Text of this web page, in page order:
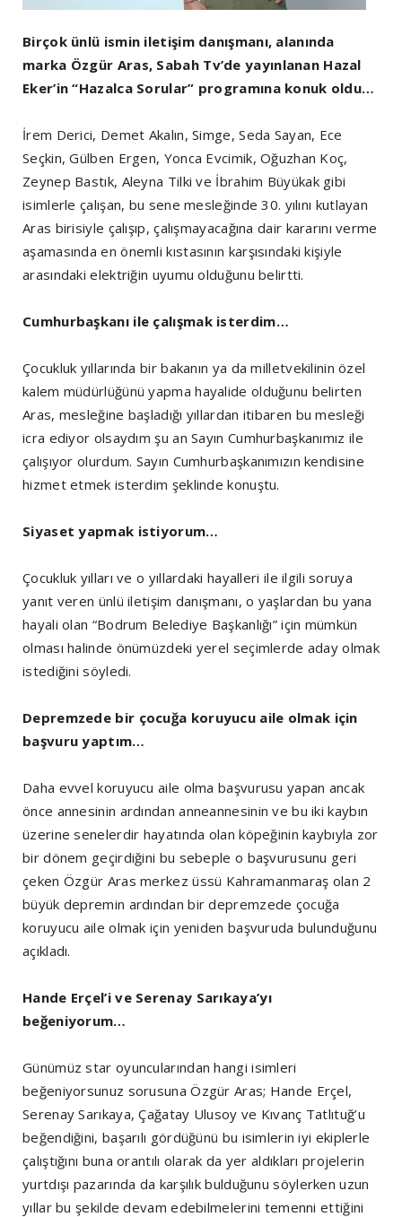
Birçok ünlü ismin iletişim danışmanı, alanında
marka Özgür Aras, Sabah Tv’de yayınlanan Hazal
Eker’in “Hazalca Sorular” programına konuk oldu…
İrem Derici, Demet Akalın, Simge, Seda Sayan, Ece
Seçkin, Gülben Ergen, Yonca Evcimik, Oğuzhan Koç,
Zeynep Bastık, Aleyna Tilki ve İbrahim Büyükak gibi
isimlerle çalışan, bu sene mesleğinde 30. yılını kutlayan
Aras birisiyle çalışıp, çalışmayacağına dair kararını verme
aşamasında en önemli kıstasının karşısındaki kişiyle
arasındaki elektriğin uyumu olduğunu belirtti.
Cumhurbaşkanı ile çalışmak isterdim…
Çocukluk yıllarında bir bakanın ya da milletvekilinin özel
kalem müdürlüğünü yapma hayalide olduğunu belirten
Aras, mesleğine başladığı yıllardan itibaren bu mesleği
icra ediyor olsaydım şu an Sayın Cumhurbaşkanımız ile
çalışıyor olurdum. Sayın Cumhurbaşkanımızın kendisine
hizmet etmek isterdim şeklinde konuştu.
Siyaset yapmak istiyorum…
Çocukluk yılları ve o yıllardaki hayalleri ile ilgili soruya
yanıt veren ünlü iletişim danışmanı, o yaşlardan bu yana
hayali olan “Bodrum Belediye Başkanlığı” için mümkün
olması halinde önümüzdeki yerel seçimlerde aday olmak
istediğini söyledi.
Depremzede bir çocuğa koruyucu aile olmak için
başvuru yaptım…
Daha evvel koruyucu aile olma başvurusu yapan ancak
önce annesinin ardından anneannesinin ve bu iki kaybın
üzerine senelerdir hayatında olan köpeğinin kaybıyla zor
bir dönem geçirdiğini bu sebeple o başvurusunu geri
çeken Özgür Aras merkez üssü Kahramanmaraş olan 2
büyük depremin ardından bir depremzede çocuğa
koruyucu aile olmak için yeniden başvuruda bulunduğunu
açıkladı.
Hande Erçel’i ve Serenay Sarıkaya’yı
beğeniyorum…
Günümüz star oyuncularından hangi isimleri
beğeniyorsunuz sorusuna Özgür Aras; Hande Erçel,
Serenay Sarıkaya, Çağatay Ulusoy ve Kıvanç Tatlıtuğ’u
beğendiğini, başarılı gördüğünü bu isimlerin iyi ekiplerle
çalıştığını buna orantılı olarak da yer aldıkları projelerin
yurtdışı pazarında da karşılık bulduğunu söylerken uzun
yıllar bu şekilde devam edebilmelerini temenni ettiğini